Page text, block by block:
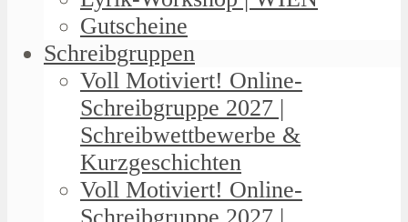
Gutscheine
Schreibgruppen
Voll Motiviert! Online-
Schreibgruppe 2027 |
Schreibwettbewerbe &
Kurzgeschichten
Voll Motiviert! Online-